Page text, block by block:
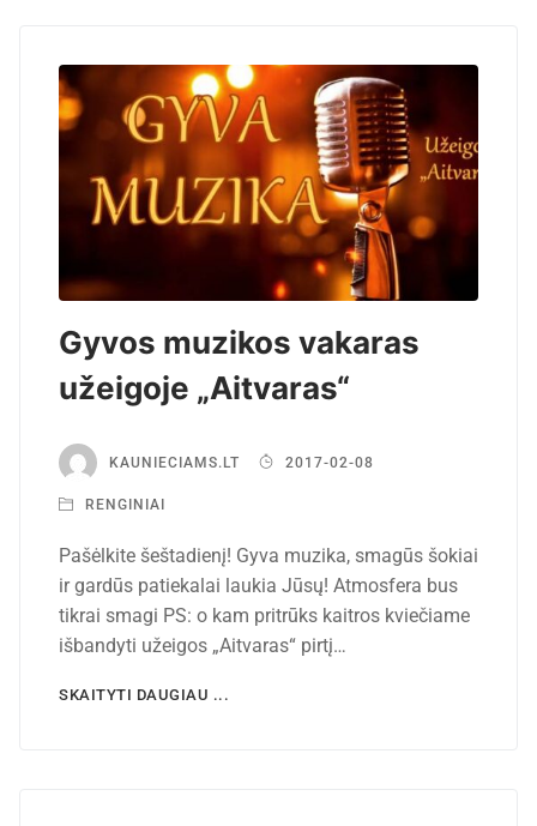
Gyvos muzikos vakaras
užeigoje „Aitvaras“
KAUNIECIAMS.LT 2017-02-08
RENGINIAI
Pašėlkite šeštadienį! Gyva muzika, smagūs šokiai
ir gardūs patiekalai laukia Jūsų! Atmosfera bus
tikrai smagi PS: o kam pritrūks kaitros kviečiame
išbandyti užeigos „Aitvaras“ pirtį…
SKAITYTI DAUGIAU ...